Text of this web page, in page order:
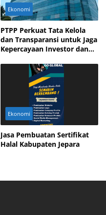
Ekonomi
PTPP Perkuat Tata Kelola
dan Transparansi untuk Jaga
Kepercayaan Investor dan
Ekonomi
Jasa Pembuatan Sertifikat
Halal Kabupaten Jepara